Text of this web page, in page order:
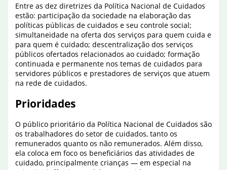
Entre as dez diretrizes da Política Nacional de Cuidados
estão: participação da sociedade na elaboração das
políticas públicas de cuidados e seu controle social;
simultaneidade na oferta dos serviços para quem cuida e
para quem é cuidado; descentralização dos serviços
públicos ofertados relacionados ao cuidado; formação
continuada e permanente nos temas de cuidados para
servidores públicos e prestadores de serviços que atuem
na rede de cuidados.
Prioridades
O público prioritário da Política Nacional de Cuidados são
os trabalhadores do setor de cuidados, tanto os
remunerados quanto os não remunerados. Além disso,
ela coloca em foco os beneficiários das atividades de
cuidado, principalmente crianças — em especial na